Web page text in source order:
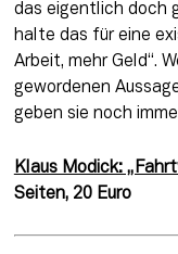
das eigentlich doch
halte das für eine
Arbeit, mehr Geld“.
gewordenen
geben sie noch
Klaus Modick:
Seiten, 20 Euro